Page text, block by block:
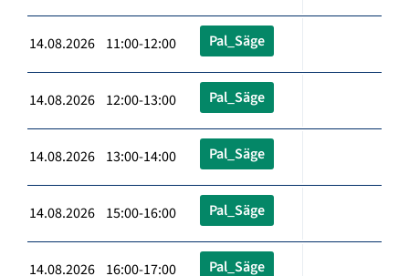
14.08.2026 11:00-12:00 Pal_Säge
14.08.2026 12:00-13:00 Pal_Säge
14.08.2026 13:00-14:00 Pal_Säge
14.08.2026 15:00-16:00 Pal_Säge
14.08.2026 16:00-17:00 Pal_Säge